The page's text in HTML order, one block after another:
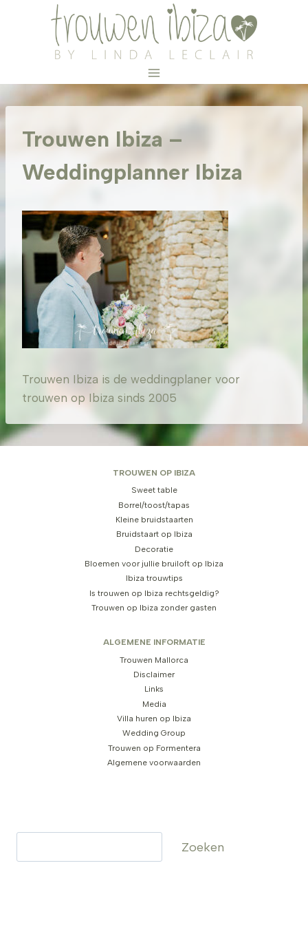
Trouwen Ibiza –
Weddingplanner Ibiza
Trouwen Ibiza is de weddingplaner voor
trouwen op Ibiza sinds 2005
TROUWEN OP IBIZA
Sweet table
Borrel/toost/tapas
Kleine bruidstaarten
Bruidstaart op Ibiza
Decoratie
Bloemen voor jullie bruiloft op Ibiza
Ibiza trouwtips
Is trouwen op Ibiza rechtsgeldig?
Trouwen op Ibiza zonder gasten
ALGEMENE INFORMATIE
Trouwen Mallorca
Disclaimer
Links
Media
Villa huren op Ibiza
Wedding Group
Trouwen op Formentera
Algemene voorwaarden
Zoeken